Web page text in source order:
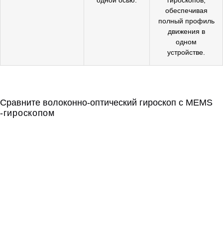
обеспечивая
полный профиль
движения в
одном
устройстве.
Сравните волоконно-оптический гироскоп с MEMS
-гироскопом